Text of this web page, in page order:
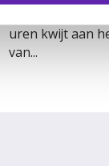
Ben je als
uren kwijt aan
van...